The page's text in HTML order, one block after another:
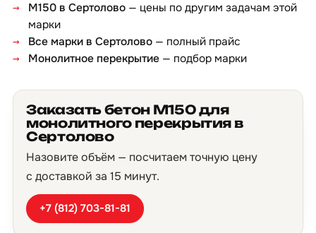
М150 в Сертолово — цены по другим задачам этой
марки
Все марки в Сертолово — полный прайс
Монолитное перекрытие — подбор марки
Заказать бетон М150 для
монолитного перекрытия в
Сертолово
Назовите объём — посчитаем точную цену
с доставкой за 15 минут.
+7 (812) 703-81-81